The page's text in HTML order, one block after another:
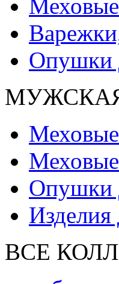
Опушки
Опушки
ВСЕ